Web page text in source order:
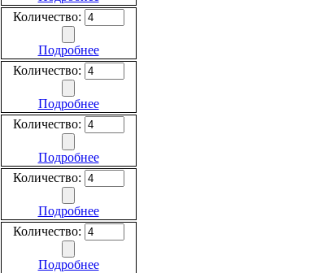
Количество:
Подробнее
Количество:
Подробнее
Количество:
Подробнее
Количество:
Подробнее
Количество:
Подробнее